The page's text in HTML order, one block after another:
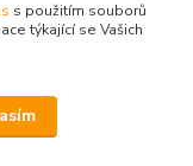
s použitím souborů
týkající se Vašich